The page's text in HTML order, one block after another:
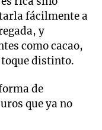
fácilmente a
y
como cacao,
distinto.